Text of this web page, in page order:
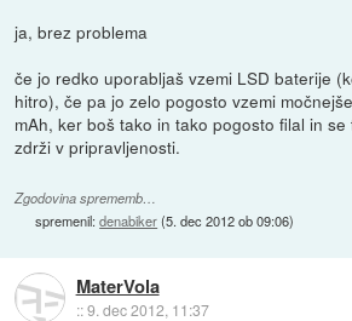
ja, brez problema
če jo redko uporabljaš vzemi LSD baterije
hitro), če pa jo zelo pogosto vzemi
mAh, ker boš tako in tako pogosto filal in
zdrži v pripravljenosti.
Zgodovina sprememb…
spremenil:denabiker(5. dec 2012 ob 09:06)
MaterVola
::9. dec 2012, 11:37